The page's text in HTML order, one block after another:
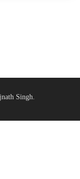
Singh.